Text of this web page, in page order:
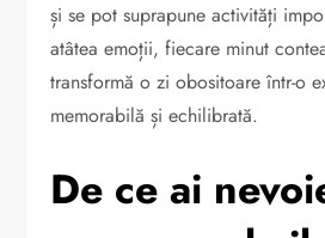
și se pot suprapune activități
atâtea emoții, fiecare minut
transformă o zi obositoare într-o
memorabilă și echilibrată.
De ce ai